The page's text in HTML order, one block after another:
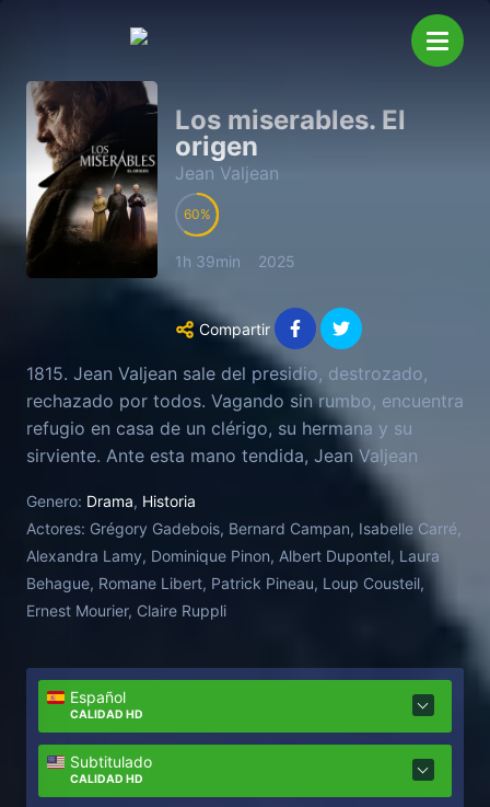
Los miserables. El
origen
Jean Valjean
60
1h 39min 2025
Compartir
1815. Jean Valjean sale del presidio, destrozado,
rechazado por todos. Vagando sin rumbo, encuentra
refugio en casa de un clérigo, su hermana y su
sirviente. Ante esta mano tendida, Jean Valjean
vacila y, en esa noche suspendida, deberá elegir en
quién quiere convertirse.
Genero: Drama, Historia
Actores: Grégory Gadebois, Bernard Campan, Isabelle Carré,
Alexandra Lamy, Dominique Pinon, Albert Dupontel, Laura
Behague, Romane Libert, Patrick Pineau, Loup Cousteil,
Ernest Mourier, Claire Ruppli
Español
CALIDAD HD
Subtitulado
CALIDAD HD